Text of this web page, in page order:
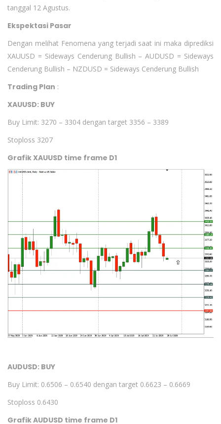
tanggal 12 Agustus.
Ekspektasi Pasar
Dengan melihat Fenomena yang terjadi saat ini maka diprediksi
XAUUSD = Sideways Cenderung Bullish – AUDUSD = Sideways
Cenderung Bullish – NZDUSD = Sideways Cenderung Bullish
Trading Plan :
XAUUSD: BUY
Buy Limit: 3270 – 3304 dengan target 3356 – 3389
Stoploss 3207
Grafik XAUUSD time frame D1
AUDUSD: BUY
Buy Limit: 0.6506 – 0.6540 dengan target 0.6623 – 0.6669
Stoploss 0.6430
Grafik AUDUSD time frame D1